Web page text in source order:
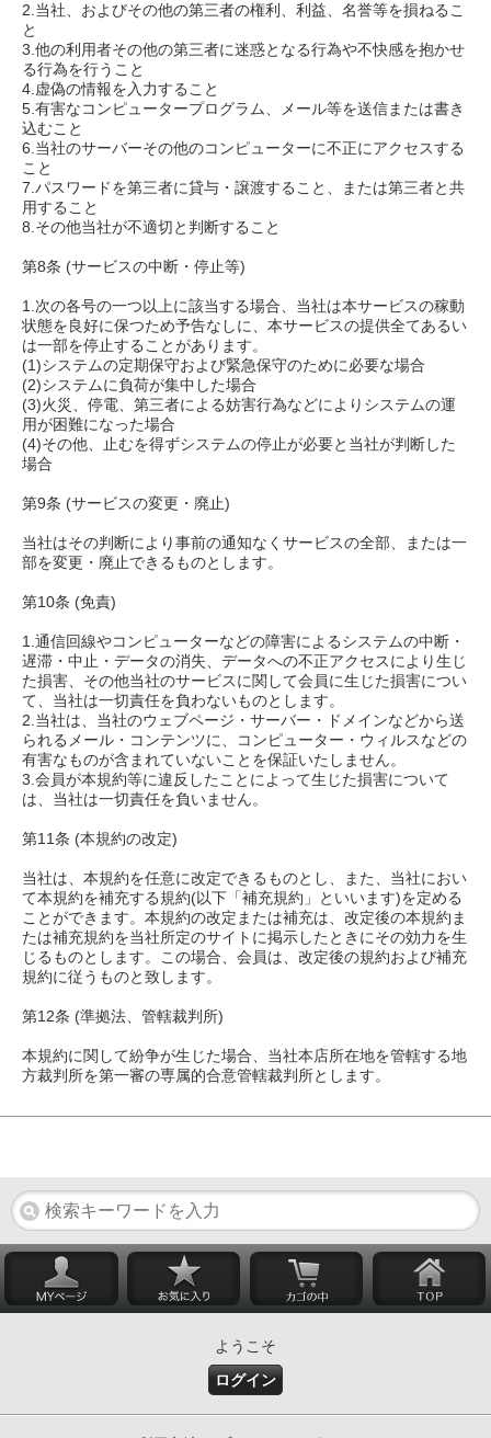
2.当社、およびその他の第三者の権利、利益、名誉等を損ねるこ
と
3.他の利用者その他の第三者に迷惑となる行為や不快感を抱かせ
る行為を行うこと
4.虚偽の情報を入力すること
5.有害なコンピュータープログラム、メール等を送信または書き
込むこと
6.当社のサーバーその他のコンピューターに不正にアクセスする
こと
7.パスワードを第三者に貸与・譲渡すること、または第三者と共
用すること
8.その他当社が不適切と判断すること
第8条 (サービスの中断・停止等)
1.次の各号の一つ以上に該当する場合、当社は本サービスの稼動
状態を良好に保つため予告なしに、本サービスの提供全てあるい
は一部を停止することがあります。
(1)システムの定期保守および緊急保守のために必要な場合
(2)システムに負荷が集中した場合
(3)火災、停電、第三者による妨害行為などによりシステムの運
用が困難になった場合
(4)その他、止むを得ずシステムの停止が必要と当社が判断した
場合
第9条 (サービスの変更・廃止)
当社はその判断により事前の通知なくサービスの全部、または一
部を変更・廃止できるものとします。
第10条 (免責)
1.通信回線やコンピューターなどの障害によるシステムの中断・
遅滞・中止・データの消失、データへの不正アクセスにより生じ
た損害、その他当社のサービスに関して会員に生じた損害につい
て、当社は一切責任を負わないものとします。
2.当社は、当社のウェブページ・サーバー・ドメインなどから送
られるメール・コンテンツに、コンピューター・ウィルスなどの
有害なものが含まれていないことを保証いたしません。
3.会員が本規約等に違反したことによって生じた損害について
は、当社は一切責任を負いません。
第11条 (本規約の改定)
当社は、本規約を任意に改定できるものとし、また、当社におい
て本規約を補充する規約(以下「補充規約」といいます)を定める
ことができます。本規約の改定または補充は、改定後の本規約ま
たは補充規約を当社所定のサイトに掲示したときにその効力を生
じるものとします。この場合、会員は、改定後の規約および補充
規約に従うものと致します。
第12条 (準拠法、管轄裁判所)
本規約に関して紛争が生じた場合、当社本店所在地を管轄する地
方裁判所を第一審の専属的合意管轄裁判所とします。
ようこそ
ログイン